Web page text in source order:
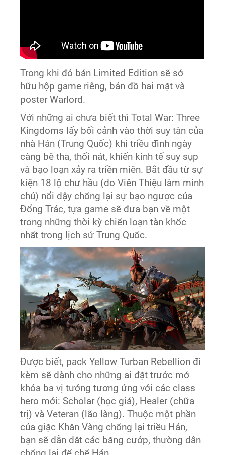
Trong khi đó bản Limited Edition sẽ sở
hữu hộp game riêng, bản đồ hai mặt và
poster Warlord.
Với những ai chưa biết thì Total War: Three
Kingdoms lấy bối cảnh vào thời suy tàn của
nhà Hán (Trung Quốc) khi triều đình ngày
càng bê tha, thối nát, khiến kinh tế suy sụp
và bạo loạn xảy ra triền miên. Bắt đầu từ sự
kiện 18 lộ chư hầu (do Viên Thiệu làm minh
chủ) nổi dậy chống lại sự bạo ngược của
Đổng Trác, tựa game sẽ đưa bạn về một
trong những thời kỳ chiến loạn tàn khốc
nhất trong lịch sử Trung Quốc.
Được biết, pack Yellow Turban Rebellion đi
kèm sẽ dành cho những ai đặt trước mở
khóa ba vị tướng tương ứng với các class
hero mới: Scholar (học giả), Healer (chữa
trị) và Veteran (lão làng). Thuộc một phần
của giặc Khăn Vàng chống lại triều Hán,
bạn sẽ dẫn dắt các băng cướp, thường dân